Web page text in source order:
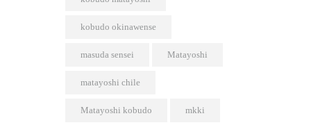
kobudo okinawense
masuda sensei Matayoshi
matayoshi chile
Matayoshi kobudo mkki